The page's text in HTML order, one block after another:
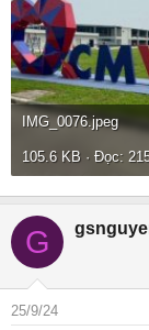
IMG_0076.jpeg
105.6 KB · Đọc:
G
25/9/24